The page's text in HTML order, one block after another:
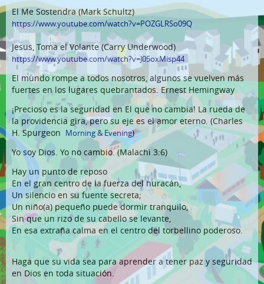
Cómo?
Noticias
Contacto
Estudio de Casos
Latin America and Caribbean Regional Office
Bolivia
Brazil
Dominican Republic
Nicaragua
Comunidad de Práctica
Camino a la resiliencia
El Me Sostendra (Mark Schultz)
https://www.youtube.com/watch?v=POZGLRSo09Q
Jesus, Toma el Volante (Carry Underwood)
https://www.youtube.com/watch?v=J05oxMisp44
El mundo rompe a todos nosotros, algunos se vuelven más
fuertes en los lugares quebrantados. Ernest Hemingway
¡Precioso es la seguridad en El que no cambia! La rueda de
la providencia gira, pero su eje es el amor eterno. (Charles
H. Spurgeon Morning & Evening)
Yo soy Dios. Yo no cambio. (Malachi 3:6)
Hay un punto de reposo
En el gran centro de la fuerza del huracán,
Un silencio en su fuente secreta;
Un niño(a) pequeño puede dormir tranquilo,
Sin que un rizo de su cabello se levante,
En esa extraña calma en el centro del torbellino poderoso.
Haga que su vida sea para aprender a tener paz y seguridad
en Dios en toda situación.